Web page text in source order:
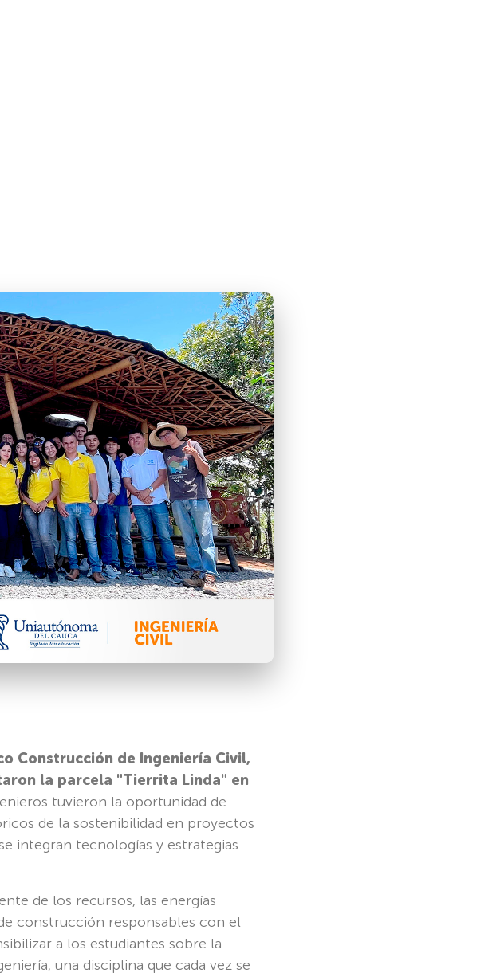
Construcción de Ingeniería Civil,
la parcela "Tierrita Linda" en
tuvieron la oportunidad de
de la sostenibilidad en proyectos
integran tecnologías y estrategias
de los recursos, las energías
construcción responsables con el
a los estudiantes sobre la
una disciplina que cada vez se